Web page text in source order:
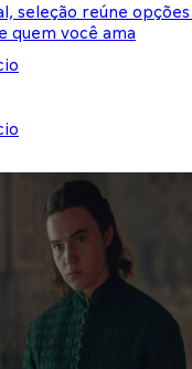
seleção reúne
quem você ama